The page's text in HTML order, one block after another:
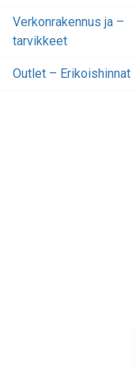
Verkonrakennus ja –
tarvikkeet
Outlet – Erikoishinnat